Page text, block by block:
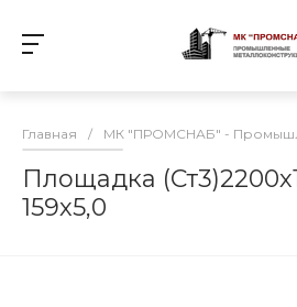
Главная / МК "ПРОМСНАБ" -
Площадка
159х5,0